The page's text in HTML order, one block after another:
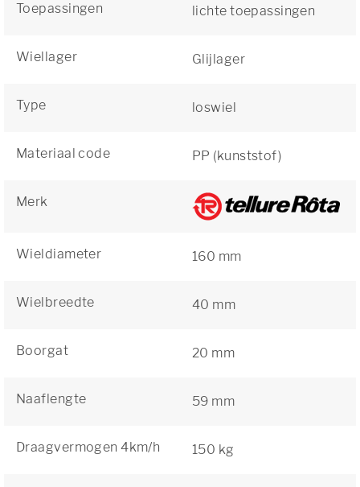
Toepassingen lichte toepassingen
Wiellager Glijlager
Type loswiel
Materiaal code PP (kunststof)
Merk
Wieldiameter 160 mm
Wielbreedte 40 mm
Boorgat 20 mm
Naaflengte 59 mm
Draagvermogen 4km/h 150 kg